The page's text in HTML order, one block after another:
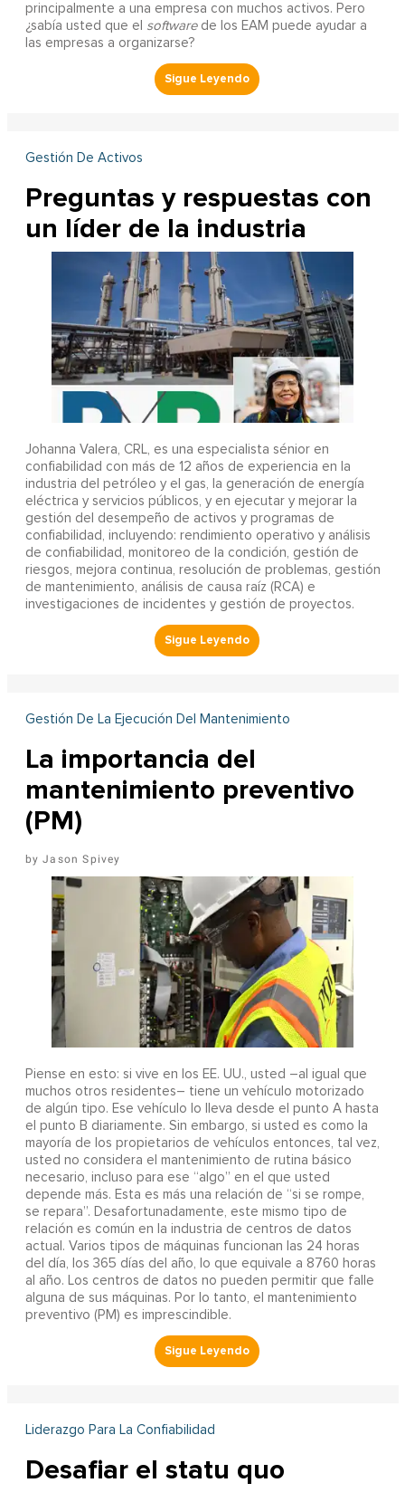
principalmente a una empresa con muchos activos. Pero
¿sabía usted que el softwarede los EAM puede ayudar a
las empresas a organizarse?
Gestión De Activos
Preguntas y respuestas con
un líder de la industria
Johanna Valera, CRL, es una especialista sénior en
confiabilidad con más de 12 años de experiencia en la
industria del petróleo y el gas, la generación de energía
eléctrica y servicios públicos, y en ejecutar y mejorar la
gestión del desempeño de activos y programas de
confiabilidad, incluyendo: rendimiento operativo y análisis
de confiabilidad, monitoreo de la condición, gestión de
riesgos, mejora continua, resolución de problemas, gestión
de mantenimiento, análisis de causa raíz (RCA) e
investigaciones de incidentes y gestión de proyectos.
Gestión De La Ejecución Del Mantenimiento
La importancia del
mantenimiento preventivo
(PM)
Jason Spivey
Piense en esto: si vive en los EE. UU., usted –al igual que
muchos otros residentes– tiene un vehículo motorizado
de algún tipo. Ese vehículo lo lleva desde el punto A hasta
el punto B diariamente. Sin embargo, si usted es como la
mayoría de los propietarios de vehículos entonces, tal vez,
usted no considera el mantenimiento de rutina básico
necesario, incluso para ese “algo” en el que usted
depende más. Esta es más una relación de “si se rompe,
se repara”. Desafortunadamente, este mismo tipo de
relación es común en la industria de centros de datos
actual. Varios tipos de máquinas funcionan las 24 horas
del día, los 365 días del año, lo que equivale a 8760 horas
al año. Los centros de datos no pueden permitir que falle
alguna de sus máquinas. Por lo tanto, el mantenimiento
preventivo (PM) es imprescindible.
Liderazgo Para La Confiabilidad
Desafiar el statu quo